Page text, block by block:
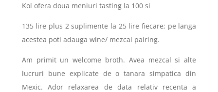
Kol ofera doua meniuri tasting la 100 si
135 lire plus 2 suplimente la 25 lire fiecare; pe langa
acestea poti adauga wine/ mezcal pairing.
Am primit un welcome broth. Avea mezcal si alte
lucruri bune explicate de o tanara simpatica din
Mexic. Ador relaxarea de data relativ recenta a